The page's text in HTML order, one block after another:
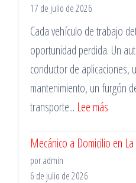
17 de julio de 2026
Cada vehículo de trabajo
oportunidad perdida. Un
conductor de aplicaciones,
mantenimiento, un furgón
transporte... Lee más
Mecánico a Domicilio en
por admin
6 de julio de 2026